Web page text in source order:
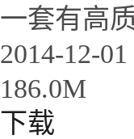
一套有高
2014-12-01
186.0M
下载